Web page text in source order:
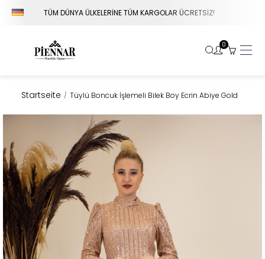
TÜM DÜNYA ÜLKELERİNE TÜM KARGOLAR ÜCRETSİZ!
0
Startseite Tüylü Boncuk İşlemeli Bilek Boy Ecrin Abiye Gold